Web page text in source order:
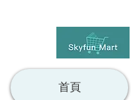
首頁